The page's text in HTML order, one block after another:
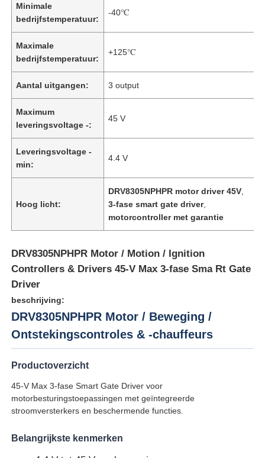
Producten
Video's
Minimale
bedrijfstemperatuur:
-40℃
Maximale
bedrijfstemperatuur:
+125℃
Aantal uitgangen: 3 output
Maximum
leveringsvoltage -:
45 V
Leveringsvoltage -
min:
4.4 V
Hoog licht:
DRV8305NPHPR motor driver 45V
3-fase smart gate driver,
motorcontroller met garantie
DRV8305NPHPR Motor / Motion / Ignition
Controllers & Drivers 45-V Max 3-fase Sma Rt Gate
Driver
beschrijving:
DRV8305NPHPR Motor / Beweging /
Ontstekingscontroles & -chauffeurs
Productoverzicht
45-V Max 3-fase Smart Gate Driver voor
motorbesturingstoepassingen met geïntegreerde
stroomversterkers en beschermende functies.
Belangrijkste kenmerken